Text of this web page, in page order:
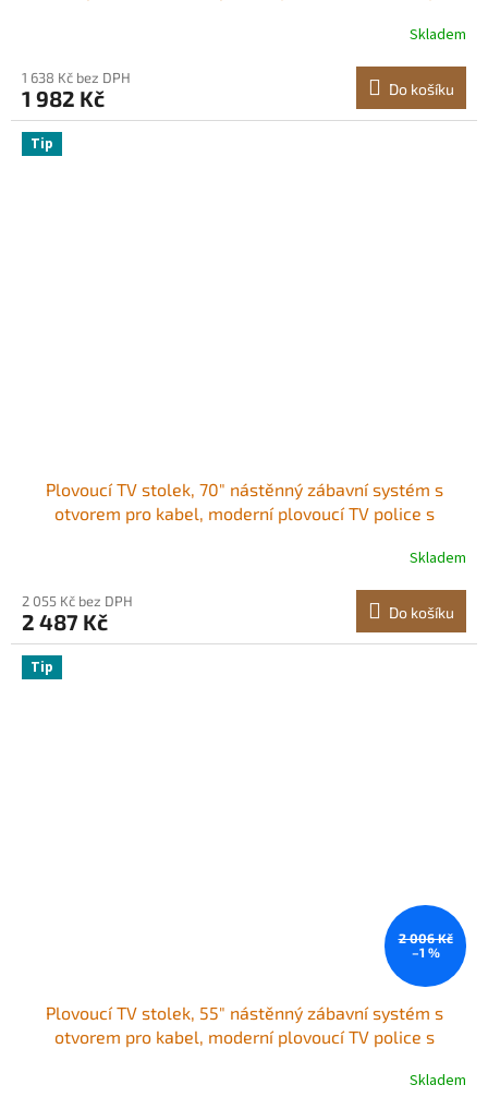
Skladem
1 638 Kč bez DPH
1 982 Kč Do košíku
Tip
Plovoucí TV stolek, 70" nástěnný zábavní systém s
otvorem pro kabel, moderní plovoucí TV police s
přehrávač, kabelový přijímač, herní konzoli, bíláSkladem
2 055 Kč bez DPH
2 487 Kč Do košíku
Tip
2 006 Kč
–1 %
Plovoucí TV stolek, 55" nástěnný zábavní systém s
otvorem pro kabel, moderní plovoucí TV police s
přehrávač, kabelový přijímač, herní konzoli, bíláSkladem